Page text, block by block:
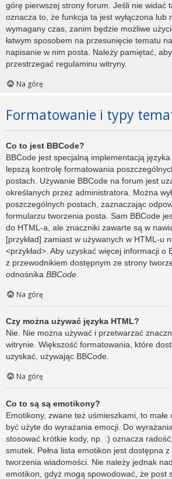
górę pierwszej strony forum. Jeśli nie widać
oznacza to, że funkcja ta jest wyłączona lub
wymagany czas, zanim będzie możliwe
łatwym sposobem na przesunięcie tematu
napisanie w nim posta. Należy pamiętać,
przestrzegać regulaminu witryny.
Na górę
Formatowanie i typy
Co to jest BBCode?
BBCode jest specjalną implementacją
lepszą kontrolę formatowania
postach. Używanie BBCode na forum jest
określanych przez administratora. Można
poszczególnych postach, zaznaczając
formularzu tworzenia posta. Sam BBCode
do HTML-a, ale znaczniki zawarte są w
[przykład] zamiast w używanych w HTML-u
<przykład>. Aby uzyskać więcej informacji o
z przewodnikiem dostępnym ze strony
odnośnika BBCode
Na górę
Czy można używać języka HTML?
Nie. Nie można używać i przetwarzać
witrynie. Większość formatowania, które
uzyskać, używając BBCode.
Na górę
Co to są są emotikony?
Emotikony, zwane też uśmieszkami, to
być użyte do wyrażania emocji. Do
stosować krótkie kody, np. :) oznacza
smutek. Pełna lista emotikon jest dostępna
tworzenia wiadomości. Nie należy jednak
emotikon, gdyż mogą spowodować, że post